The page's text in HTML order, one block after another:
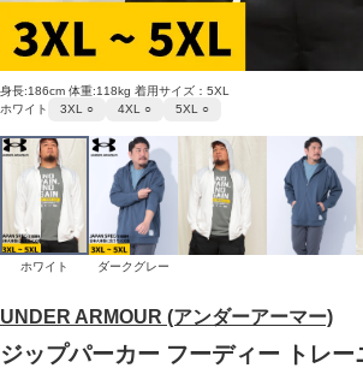
UNDER ARMOUR (アンダーアーマー)
ジップパーカー フーディー トレー
身長:186cm 体重:118kg 着用サイズ：5XL
ホワイト
3XL ○ 4XL ○ 5XL ○
ホワイト ダークグレー